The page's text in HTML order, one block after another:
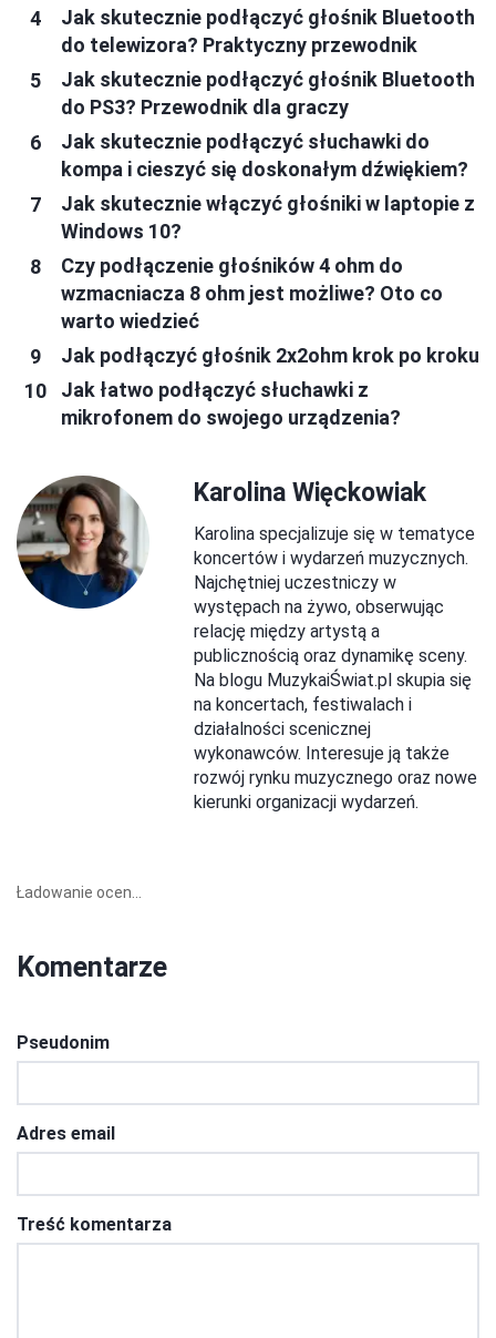
Jak skutecznie podłączyć głośnik Bluetooth
do telewizora? Praktyczny przewodnik
Jak skutecznie podłączyć głośnik Bluetooth
do PS3? Przewodnik dla graczy
Jak skutecznie podłączyć słuchawki do
kompa i cieszyć się doskonałym dźwiękiem?
Jak skutecznie włączyć głośniki w laptopie z
Windows 10?
Czy podłączenie głośników 4 ohm do
wzmacniacza 8 ohm jest możliwe? Oto co
warto wiedzieć
Jak podłączyć głośnik 2x2ohm krok po kroku
Jak łatwo podłączyć słuchawki z
mikrofonem do swojego urządzenia?
Karolina Więckowiak
Karolina specjalizuje się w tematyce
koncertów i wydarzeń muzycznych.
Najchętniej uczestniczy w
występach na żywo, obserwując
relację między artystą a
publicznością oraz dynamikę sceny.
Na blogu MuzykaiŚwiat.pl skupia się
na koncertach, festiwalach i
działalności scenicznej
wykonawców. Interesuje ją także
rozwój rynku muzycznego oraz nowe
kierunki organizacji wydarzeń.
Ładowanie ocen...
Komentarze
Pseudonim
Adres email
Treść komentarza